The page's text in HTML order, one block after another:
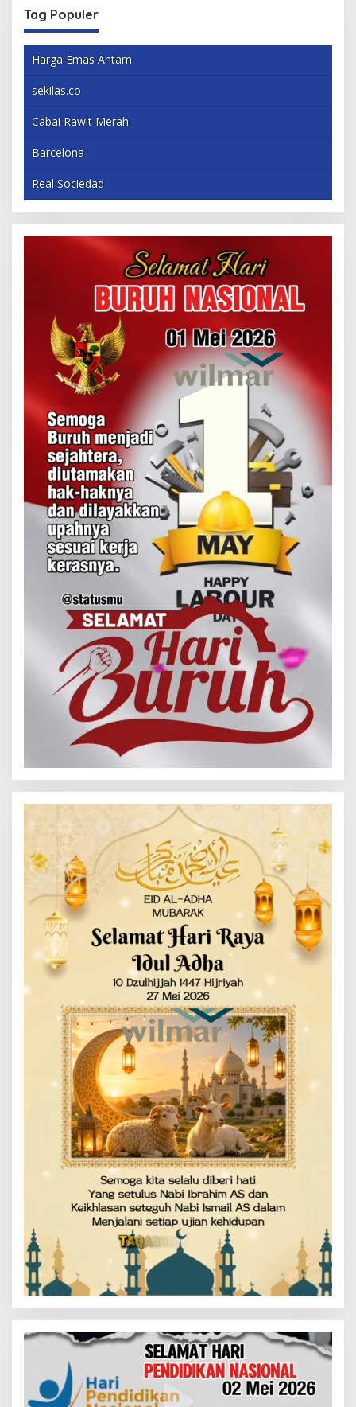
Tag Populer
Harga Emas Antam
sekilas.co
Cabai Rawit Merah
Barcelona
Real Sociedad